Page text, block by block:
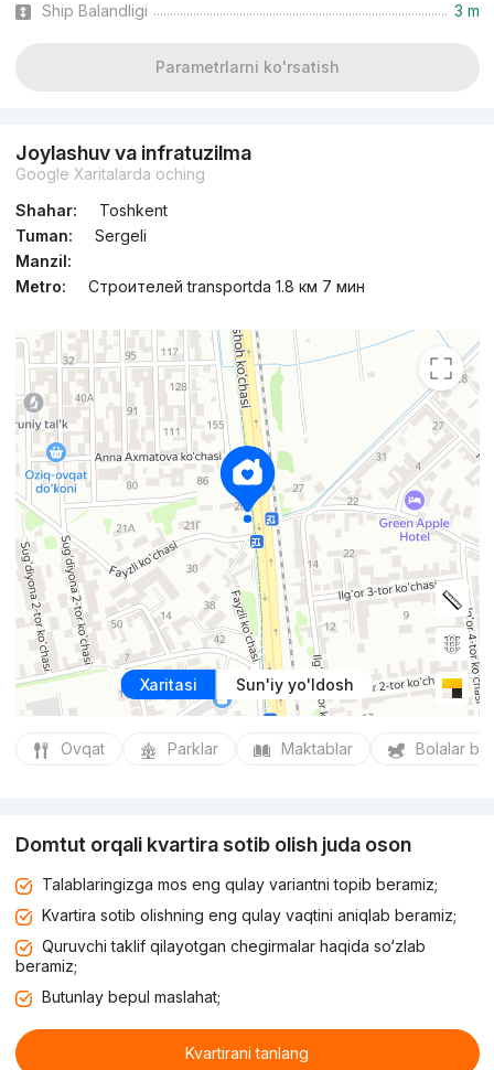
Ship Balandligi 3 m
Parametrlarni ko'rsatish
Joylashuv va infratuzilma
Google Xaritalarda oching
Shahar:
Toshkent
Tuman:
Sergeli
Manzil:
Metro:
Строителей transportda 1.8 км 7 мин
Xaritasi Sun'iy yo'ldosh
Ovqat Parklar Maktablar Bolalar
Domtut orqali kvartira sotib olish juda oson
Talablaringizga mos eng qulay variantni topib beramiz;
Kvartira sotib olishning eng qulay vaqtini aniqlab beramiz;
Quruvchi taklif qilayotgan chegirmalar haqida so‘zlab
beramiz;
Butunlay bepul maslahat;
Kvartirani tanlang